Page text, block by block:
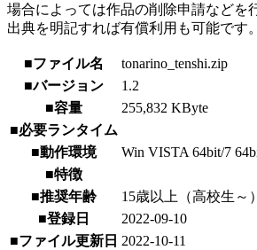
場合によっては作品の削除申請などを
出典を明記すれば有償利用も可能です。
■ファイル名
tonarino_tenshi.zip
■バージョン
1.2
■容量
255,832 KByte
■必要ランタイム
■動作環境
Win VISTA 64bit/7
■特徴
■推奨年齢
15歳以上（高校生～）
■登録日
2022-09-10
■ファイル更新日 2022-10-11